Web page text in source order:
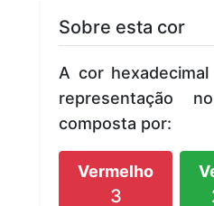
Sobre esta cor
A cor hexadecimal
representação
composta por:
Vermelho
3